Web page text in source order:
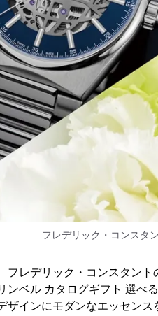
フレデリック・コンスタ
フレデリック・コンスタン
ンベル カタログギフト 選べ
ザインにモダンなエッセン